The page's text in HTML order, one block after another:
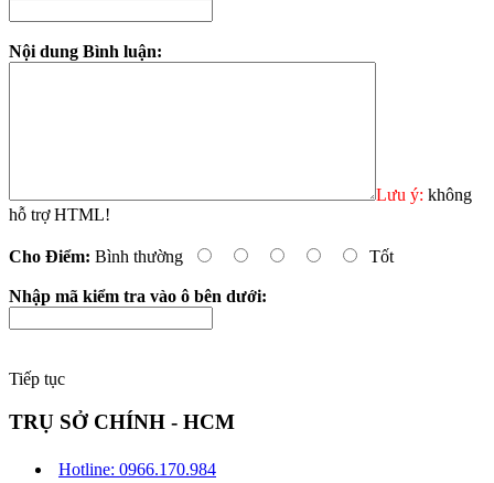
Nội dung Bình luận:
Lưu ý: không
hỗ trợ HTML!
Cho Điểm: Bình thường Tốt
Nhập mã kiểm tra vào ô bên dưới:
Tiếp tục
TRỤ SỞ CHÍNH - HCM
Hotline: 0966.170.984